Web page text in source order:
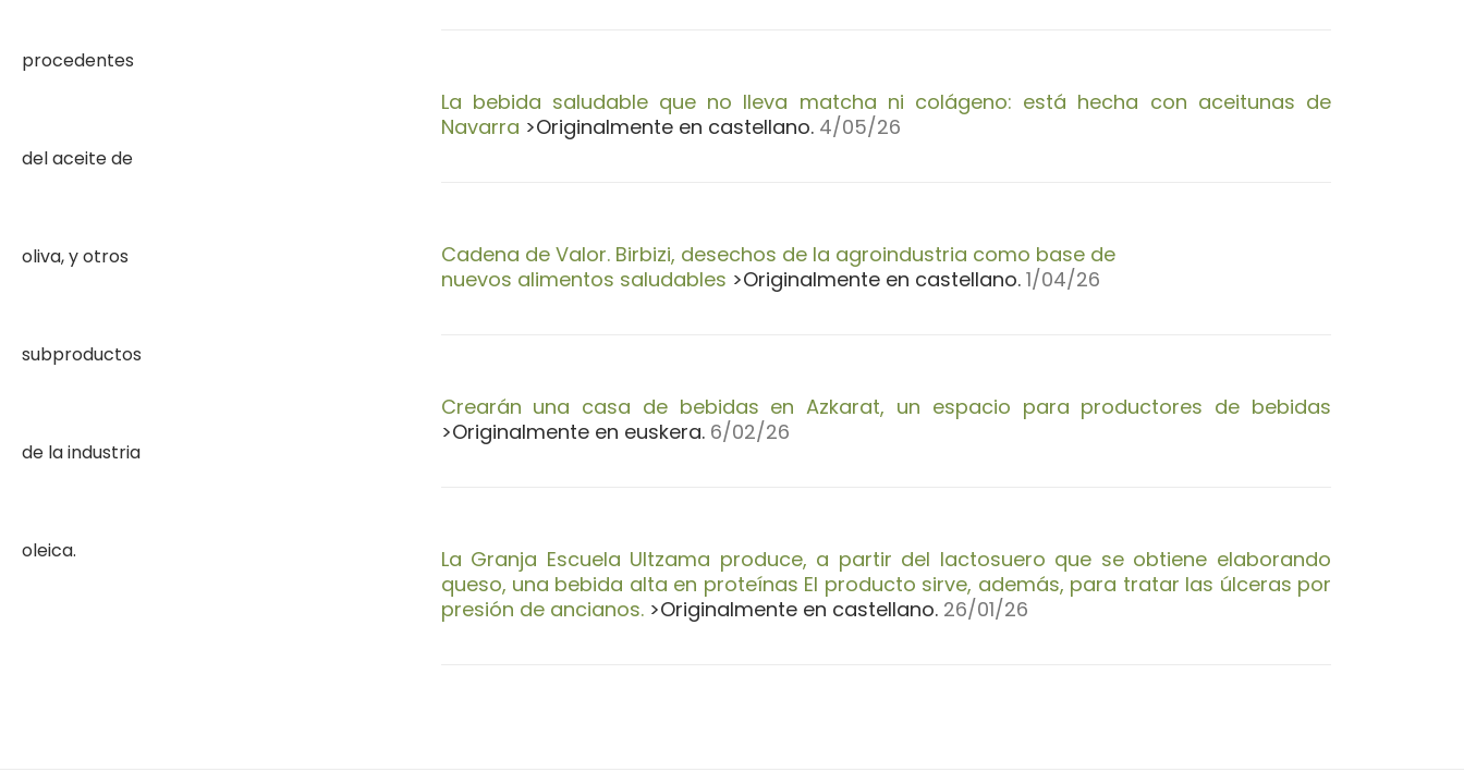
La bebida saludable que no lleva matcha ni colágeno: está hecha con aceitunas de
Navarra >Originalmente en castellano.4/05/26
Cadena de Valor. Birbizi, desechos de la agroindustria como base de
nuevos alimentos saludables >Originalmente en castellano. 1/04/26
Crearán una casa de bebidas en Azkarat, un espacio para productores de bebidas
>Originalmente en euskera. 6/02/26
La Granja Escuela Ultzama produce, a partir del lactosuero que se obtiene elaborando
queso, una bebida alta en proteínas El producto sirve, además, para tratar las úlceras por
presión de ancianos.>Originalmente en castellano. 26/01/26